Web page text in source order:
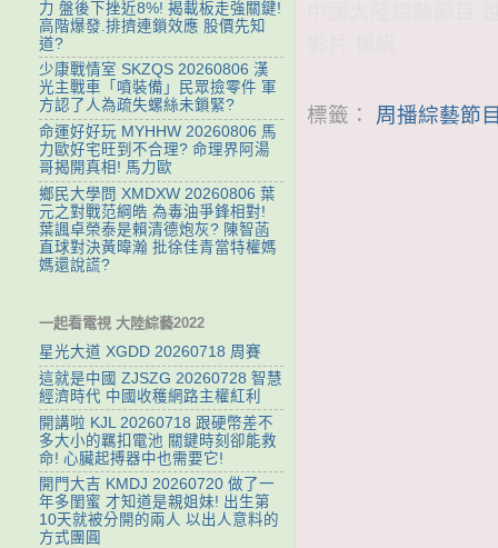
標籤： 周播綜藝節
力 盤後下挫近8%! 揭載板走強關鍵!
高階爆發.排擠連鎖效應 股價先知
道?
少康戰情室 SKZQS 20260806 漢
光主戰車「噴裝備」民眾撿零件 軍
方認了人為疏失螺絲未鎖緊?
命運好好玩 MYHHW 20260806 馬
力歐好宅旺到不合理? 命理界阿湯
哥揭開真相! 馬力歐
鄉民大學問 XMDXW 20260806 葉
元之對戰范綱皓 為毒油爭鋒相對!
葉諷卓榮泰是賴清德炮灰? 陳智菡
直球對決黃暐瀚 批徐佳青當特權媽
媽還說謊?
一起看電視 大陸綜藝2022
星光大道 XGDD 20260718 周賽
這就是中國 ZJSZG 20260728 智慧
經濟時代 中國收穫網路主權紅利
開講啦 KJL 20260718 跟硬幣差不
多大小的羈扣電池 關鍵時刻卻能救
命! 心臟起搏器中也需要它!
開門大吉 KMDJ 20260720 做了一
年多閨蜜 才知道是親姐妹! 出生第
10天就被分開的兩人 以出人意料的
方式團圓